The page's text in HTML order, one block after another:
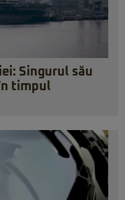
Singurul său
timpul